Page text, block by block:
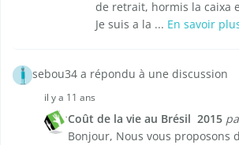
de retrait, hormis la caixa
Je suis a la ... En savoir
sebou34 a répondu à une discussion
il y a 11 ans
Coût de la vie au Brésil  2015
Bonjour, Nous vous proposons